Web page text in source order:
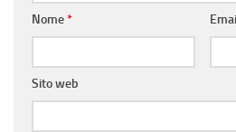
Nome*
Sito web